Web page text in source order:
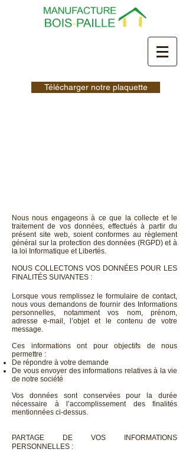
Télécharger notre plaquette
Nous nous engageons à ce que la collecte et le
traitement de vos données, effectués à partir du
présent site web, soient conformes au règlement
général sur la protection des données (RGPD) et à
la loi Informatique et Libertés.
NOUS COLLECTONS VOS DONNÉES POUR LES
FINALITÉS SUIVANTES :
Lorsque vous remplissez le formulaire de contact,
nous vous demandons de fournir des Informations
personnelles, notamment vos nom, prénom,
adresse e-mail, l’objet et le contenu de votre
message.
Ces informations ont pour objectifs de nous
permettre :
De répondre à votre demande
De vous envoyer des informations relatives à la vie
de notre société
Vos données sont conservées pour la durée
nécessaire à l’accomplissement des finalités
mentionnées ci-dessus.
PARTAGE DE VOS INFORMATIONS
PERSONNELLES :